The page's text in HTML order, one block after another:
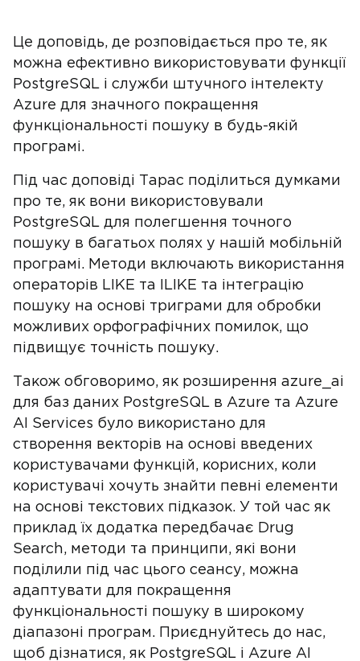
Це доповідь, де розповідається про те, як
можна ефективно використовувати функції
PostgreSQL і служби штучного інтелекту
Azure для значного покращення
функціональності пошуку в будь-якій
програмі.
Під час доповіді Тарас поділиться думками
про те, як вони використовували
PostgreSQL для полегшення точного
пошуку в багатьох полях у нашій мобільній
програмі. Методи включають використання
операторів LIKE та ILIKE та інтеграцію
пошуку на основі триграми для обробки
можливих орфографічних помилок, що
підвищує точність пошуку.
Також обговоримо, як розширення azure_ai
для баз даних PostgreSQL в Azure та Azure
AI Services було використано для
створення векторів на основі введених
користувачами функцій, корисних, коли
користувачі хочуть знайти певні елементи
на основі текстових підказок. У той час як
приклад їх додатка передбачає Drug
Search, методи та принципи, які вони
поділили під час цього сеансу, можна
адаптувати для покращення
функціональності пошуку в широкому
діапазоні програм. Приєднуйтесь до нас,
щоб дізнатися, як PostgreSQL і Azure AI